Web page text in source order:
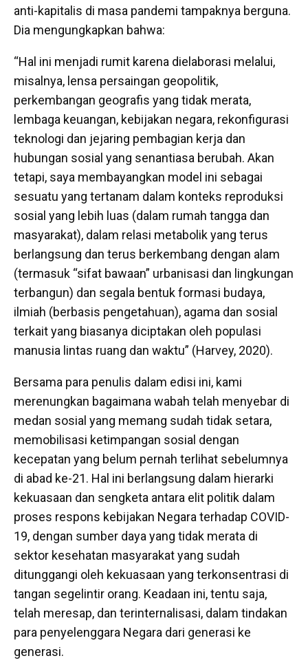
anti-kapitalis di masa pandemi tampaknya berguna.
Dia mengungkapkan bahwa:
“Hal ini menjadi rumit karena dielaborasi melalui,
misalnya, lensa persaingan geopolitik,
perkembangan geografis yang tidak merata,
lembaga keuangan, kebijakan negara, rekonfigurasi
teknologi dan jejaring pembagian kerja dan
hubungan sosial yang senantiasa berubah. Akan
tetapi, saya membayangkan model ini sebagai
sesuatu yang tertanam dalam konteks reproduksi
sosial yang lebih luas (dalam rumah tangga dan
masyarakat), dalam relasi metabolik yang terus
berlangsung dan terus berkembang dengan alam
(termasuk “sifat bawaan” urbanisasi dan lingkungan
terbangun) dan segala bentuk formasi budaya,
ilmiah (berbasis pengetahuan), agama dan sosial
terkait yang biasanya diciptakan oleh populasi
manusia lintas ruang dan waktu” (Harvey, 2020).
Bersama para penulis dalam edisi ini, kami
merenungkan bagaimana wabah telah menyebar di
medan sosial yang memang sudah tidak setara,
memobilisasi ketimpangan sosial dengan
kecepatan yang belum pernah terlihat sebelumnya
di abad ke-21. Hal ini berlangsung dalam hierarki
kekuasaan dan sengketa antara elit politik dalam
proses respons kebijakan Negara terhadap COVID-
19, dengan sumber daya yang tidak merata di
sektor kesehatan masyarakat yang sudah
ditunggangi oleh kekuasaan yang terkonsentrasi di
tangan segelintir orang. Keadaan ini, tentu saja,
telah meresap, dan terinternalisasi, dalam tindakan
para penyelenggara Negara dari generasi ke
generasi.